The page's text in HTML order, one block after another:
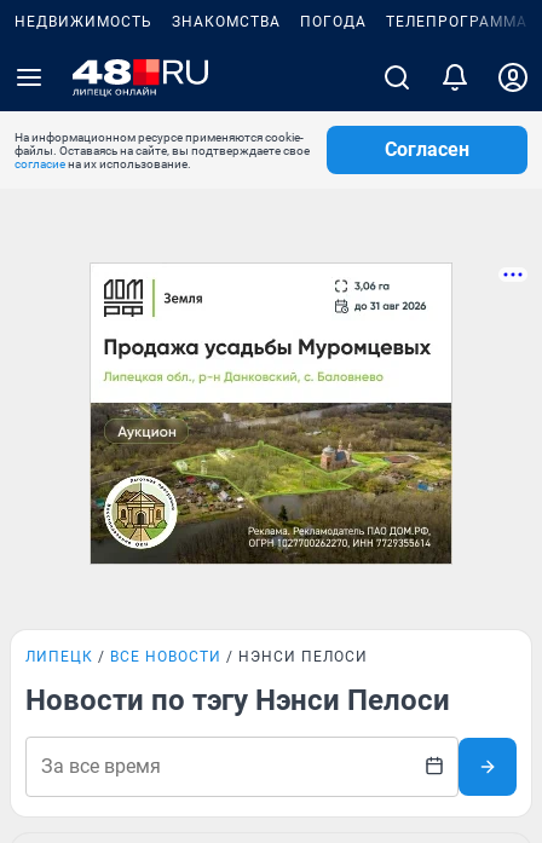
НЕДВИЖИМОСТЬ ЗНАКОМСТВА ПОГОДА ТЕЛЕПРОГРАММА
На информационном ресурсе применяются cookie-
файлы. Оставаясь на сайте, вы подтверждаете свое
согласиена их использование.
Согласен
ЛИПЕЦК ВСЕ НОВОСТИ НЭНСИ ПЕЛОСИ
Новости по тэгу Нэнси Пелоси